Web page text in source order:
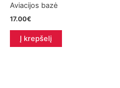
Aviacijos bazė
17.00€
Į krepšelį